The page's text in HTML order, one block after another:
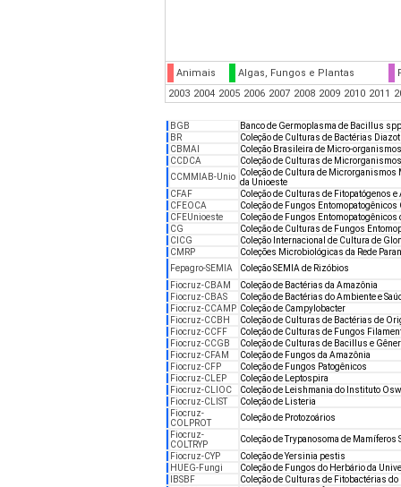
Animais Algas, Fungos e Plantas
2003 2004 2005 2006 2007 2008 2009 2010 2011
BGB
Banco de Germoplasma de Bacillus
BR
Coleção de Culturas de Bactérias
CBMAI
Coleção Brasileira de Micro-
CCDCA
Coleção de Culturas de
CCMMIAB-Unio Coleção de Cultura de
da Unioeste
CFAF
Coleção de Culturas de Fitopatógenos
CFEOCA
Coleção de Fungos
CFEUnioeste
Coleção de Fungos
CG
Coleção de Culturas de Fungos
CICG
Coleção Internacional de Cultura de
CMRP
Coleções Microbiológicas da Rede
Fepagro-SEMIA
Coleção SEMIA de Rizóbios
Fiocruz-CBAM
Coleção de Bactérias da Amazônia
Fiocruz-CBAS
Coleção de Bactérias do Ambiente e
Fiocruz-CCAMP Coleção de Campylobacter
Fiocruz-CCBH
Coleção de Culturas de Bactérias de
Fiocruz-CCFF
Coleção de Culturas de Fungos
Fiocruz-CCGB
Coleção de Culturas de Bacillus e
Fiocruz-CFAM
Coleção de Fungos da Amazônia
Fiocruz-CFP
Coleção de Fungos Patogênicos
Fiocruz-CLEP
Coleção de Leptospira
Fiocruz-CLIOC
Coleção de Leishmania do Instituto
Fiocruz-CLIST
Coleção de Listeria
Fiocruz-
COLPROT
Coleção de Protozoários
Fiocruz-
COLTRYP
Coleção de Trypanosoma de
Fiocruz-CYP
Coleção de Yersinia pestis
HUEG-Fungi
Coleção de Fungos do Herbário da
IBSBF
Coleção de Culturas de Fitobactérias